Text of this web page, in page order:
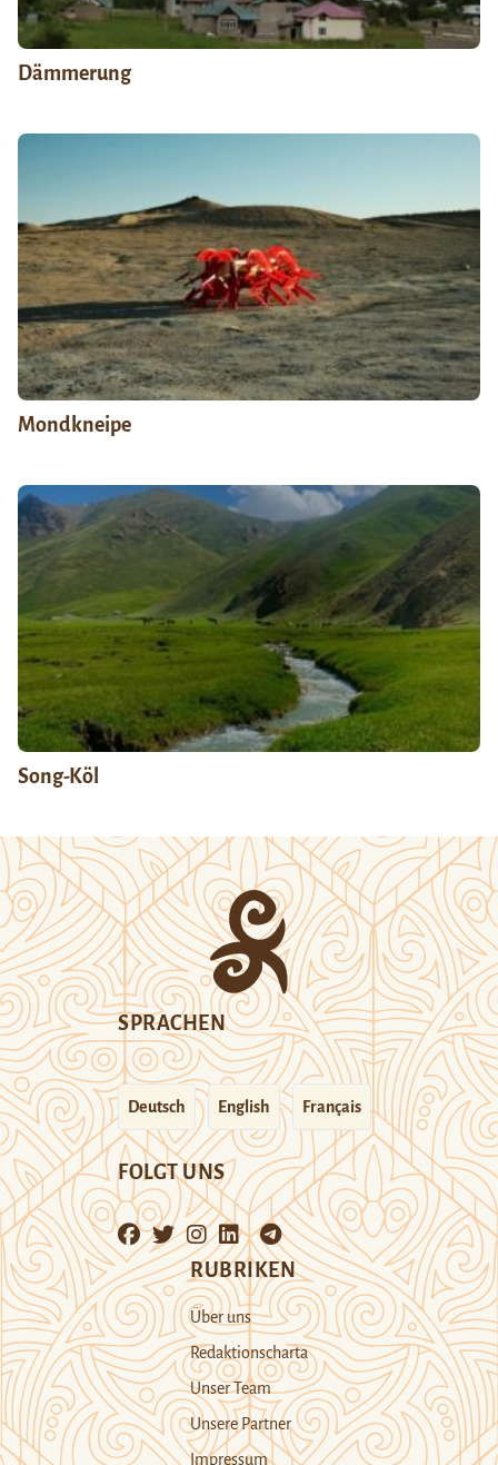
Dämmerung
Mondkneipe
Song-Köl
SPRACHEN
Deutsch English Français
FOLGT UNS
RUBRIKEN
Über uns
Redaktionscharta
Unser Team
Unsere Partner
Impressum